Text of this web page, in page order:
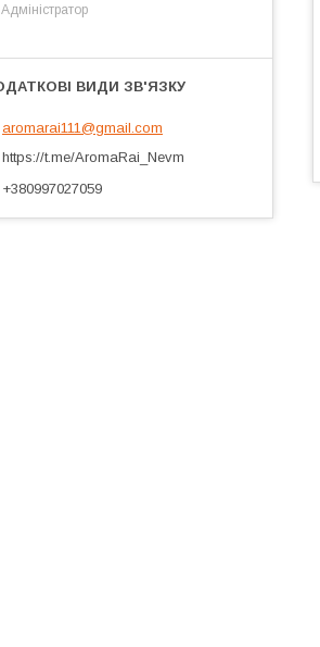
Адміністратор
aromarai111@gmail.com
https://t.me/AromaRai_Nevm
+380997027059